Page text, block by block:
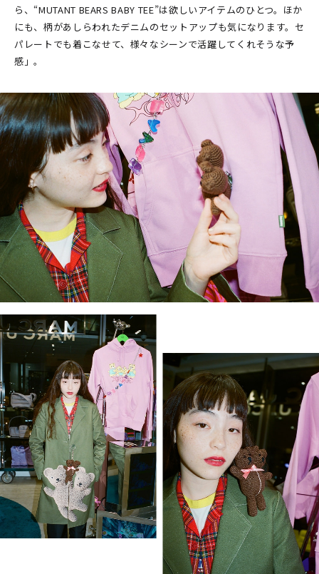
ら、“MUTANT BEARS BABY TEE”は欲しいアイテムのひとつ。ほか
にも、柄があしらわれたデニムのセットアップも気になります。セ
パレートでも着こなせて、様々なシーンで活躍してくれそうな予
感」。